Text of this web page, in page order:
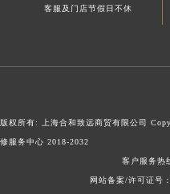
客服及门店节假日不休
版权所有: 上海合和致远商贸有限公司
修服务中心 2018-2032
客户服务热
网站备案/许可证号